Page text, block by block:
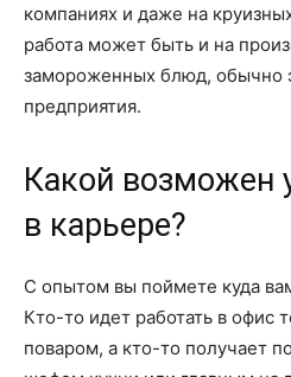
компаниях и даже на
работа может быть и на
замороженных блюд, обычно
предприятия.
Какой возможен
в карьере?
С опытом вы поймете куда
Кто-то идет работать в офис
поваром, а кто-то получает